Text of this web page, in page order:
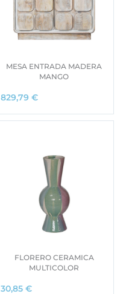
i
g
i
a
l
:
3
0
€
t
u
a
e
9
MESA ENTRADA MADERA
MANGO
829,79 €
FLORERO CERAMICA
MULTICOLOR
30,85 €